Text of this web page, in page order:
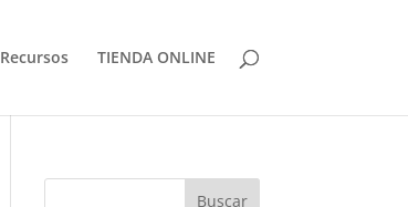
Recursos TIENDA ONLINE